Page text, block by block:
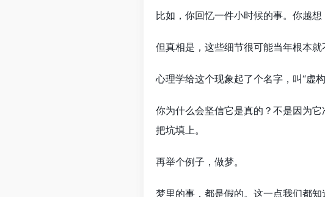
比如，你回忆一件小时候的事。你越
但真相是，这些细节很可能当年根本就
心理学给这个现象起了个名字，叫“虚构
你为什么会坚信它是真的？不是因为
把坑填上。
再举个例子，做梦。
梦里的事，都是假的。这一点我们都